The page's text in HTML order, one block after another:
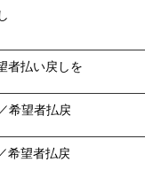
者払い戻しを
希望者払戻
希望者払戻